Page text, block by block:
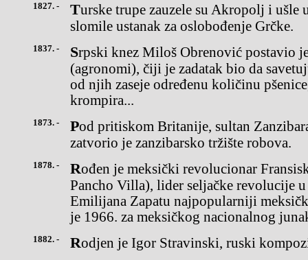
1827. - Turske trupe zauzele su Akropolj i ušle u Atinu, nakon što su
slomile ustanak za oslobođenje Grčke.
1837. - Srpski knez Miloš Obrenović postavio je prve ekonome
(agronomi), čiji je zadatak bio da
od njih zaseje određenu količinu
krompira...
1873. - Pod pritiskom Britanije, sultan Zanzibara Said bin Bargaš (Bargash)
zatvorio je zanzibarsko tržište robova.
1878. - Rođen je meksički revolucionar Fransisko Pančo Vilja (Francisco
Pancho Villa), lider seljačke revolucije
Emilijana Zapatu najpopularniji
je 1966. za meksičkog nacionalnog
1882. - Rodjen je Igor Stravinski, ruski